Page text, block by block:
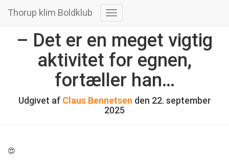
Thorup klim Boldklub
Skift
– Det er en meget vigtig
aktivitet for egnen,
fortæller han…
Udgivet af Claus Bennetsen den 22. september
2025
😍